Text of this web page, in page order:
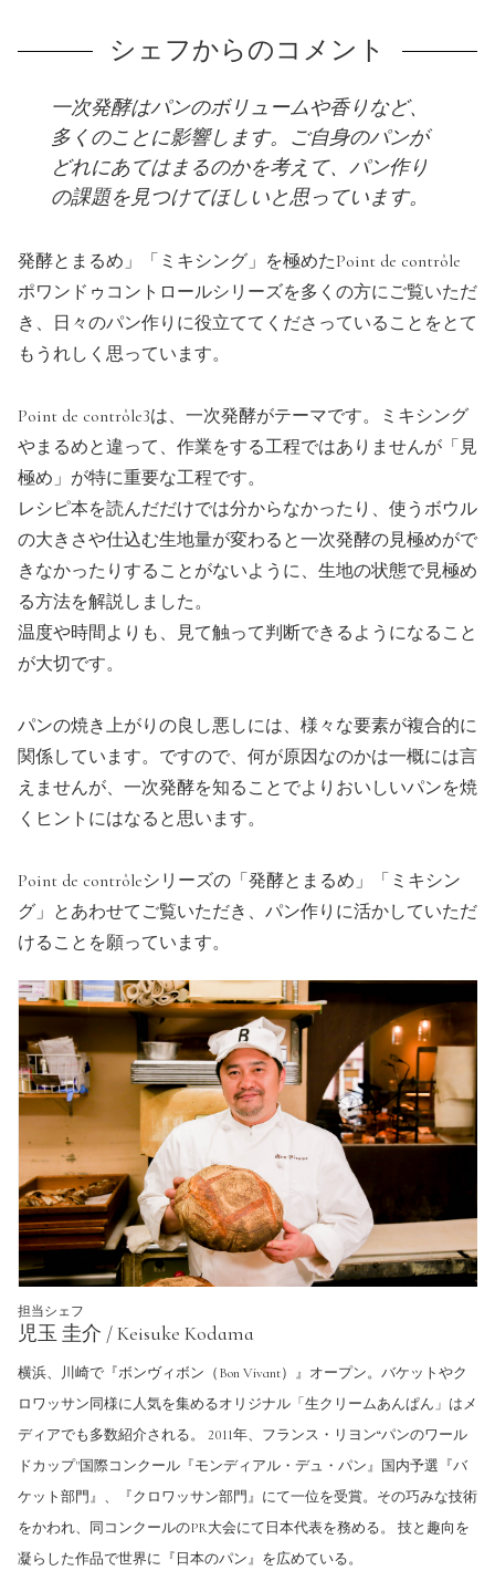
シェフからのコメント
一次発酵はパンのボリュームや香りなど、
多くのことに影響します。ご自身のパンが
どれにあてはまるのかを考えて、パン作り
の課題を見つけてほしいと思っています。
発酵とまるめ」「ミキシング」を極めたPoint de contrôle
ポワンドゥコントロールシリーズを多くの方にご覧いただ
き、日々のパン作りに役立ててくださっていることをとて
もうれしく思っています。
Point de contrôle3は、一次発酵がテーマです。ミキシング
やまるめと違って、作業をする工程ではありませんが「見
極め」が特に重要な工程です。
レシピ本を読んだだけでは分からなかったり、使うボウル
の大きさや仕込む生地量が変わると一次発酵の見極めがで
きなかったりすることがないように、生地の状態で見極め
る方法を解説しました。
温度や時間よりも、見て触って判断できるようになること
が大切です。
パンの焼き上がりの良し悪しには、様々な要素が複合的に
関係しています。ですので、何が原因なのかは一概には言
えませんが、一次発酵を知ることでよりおいしいパンを焼
くヒントにはなると思います。
Point de contrôleシリーズの「発酵とまるめ」「ミキシン
グ」とあわせてご覧いただき、パン作りに活かしていただ
けることを願っています。
担当シェフ
児玉 圭介 / Keisuke Kodama
横浜、川崎で『ボンヴィボン（Bon Vivant）』オープン。バケットやク
ロワッサン同様に人気を集めるオリジナル「生クリームあんぱん」はメ
ディアでも多数紹介される。 2011年、フランス・リヨン“パンのワール
ドカップ"国際コンクール『モンディアル・デュ・パン』国内予選『バ
ケット部門』、『クロワッサン部門』にて一位を受賞。その巧みな技術
をかわれ、同コンクールのPR大会にて日本代表を務める。 技と趣向を
凝らした作品で世界に『日本のパン』を広めている。